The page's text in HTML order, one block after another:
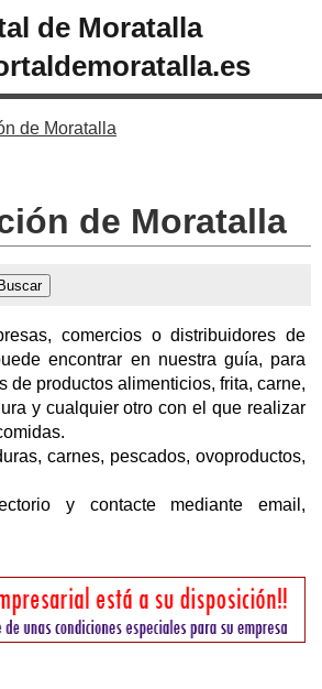
de Moratalla
de Moratalla
de Moratalla
comercios o distribuidores de
encontrar en nuestra guía, para
de productos alimenticios, frita, carne,
y cualquier otro con el que realizar
carnes, pescados, ovoproductos,
y contacte mediante email,